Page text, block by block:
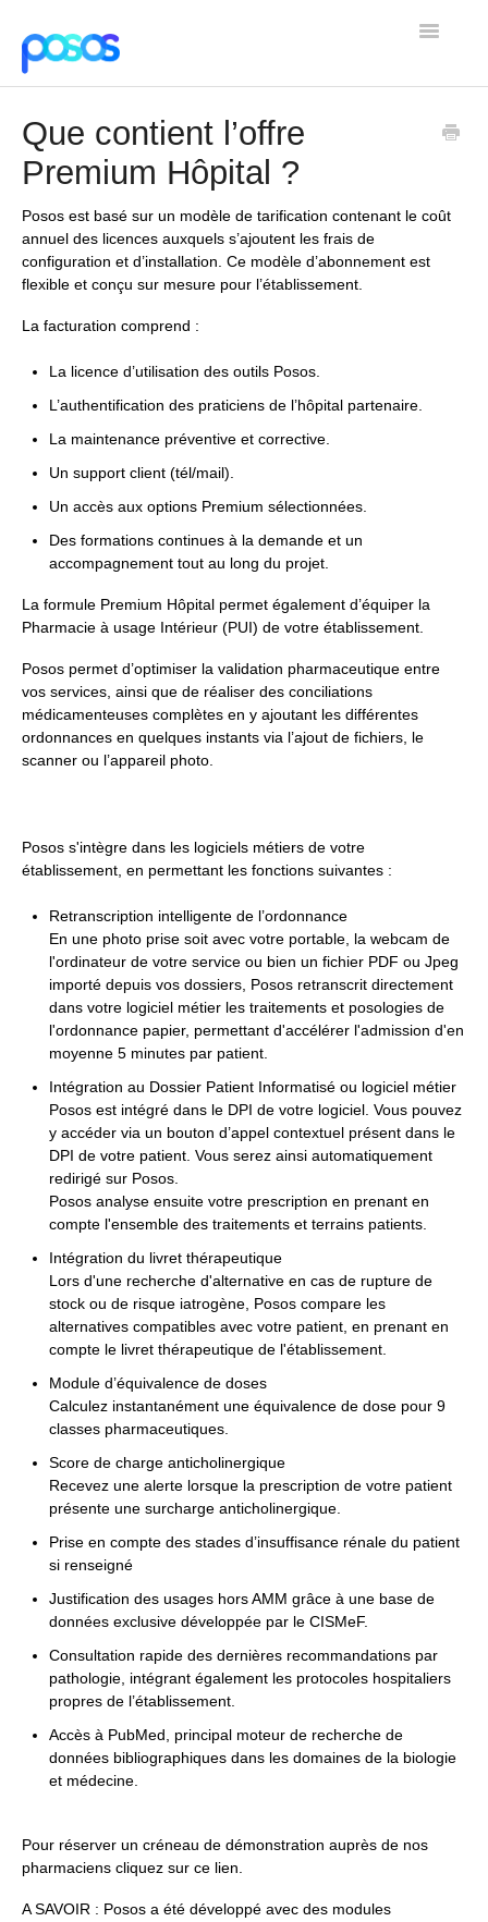
Toggle
Contact
Que contient l’offre
Premium Hôpital ?
Posos est basé sur un modèle de tarification contenant le coût
annuel des licences auxquels s’ajoutent les frais de
configuration et d’installation. Ce modèle d’abonnement est
flexible et conçu sur mesure pour l’établissement.
La facturation comprend :
La licence d’utilisation des outils Posos.
L’authentification des praticiens de l’hôpital partenaire.
La maintenance préventive et corrective.
Un support client (tél/mail).
Un accès aux options Premium sélectionnées.
Des formations continues à la demande et un
accompagnement tout au long du projet.
La formule Premium Hôpital permet également d’équiper la
Pharmacie à usage Intérieur (PUI) de votre établissement.
Posos permet d’optimiser la validation pharmaceutique entre
vos services, ainsi que de réaliser des conciliations
médicamenteuses complètes en y ajoutant les différentes
ordonnances en quelques instants via l’ajout de fichiers, le
scanner ou l’appareil photo.
Posos s'intègre dans les logiciels métiers de votre
établissement, en permettant les fonctions suivantes :
Retranscription intelligente de l’ordonnance
En une photo prise soit avec votre portable, la webcam de
l'ordinateur de votre service ou bien un fichier PDF ou Jpeg
importé depuis vos dossiers, Posos retranscrit directement
dans votre logiciel métier les traitements et posologies de
l'ordonnance papier, permettant d'accélérer l'admission d'en
moyenne 5 minutes par patient.
Intégration au Dossier Patient Informatisé ou logiciel métier
Posos est intégré dans le DPI de votre logiciel. Vous pouvez
y accéder via un bouton d’appel contextuel présent dans le
DPI de votre patient. Vous serez ainsi automatiquement
redirigé sur Posos.
Posos analyse ensuite votre prescription en prenant en
compte l'ensemble des traitements et terrains patients.
Intégration du livret thérapeutique
Lors d'une recherche d'alternative en cas de rupture de
stock ou de risque iatrogène, Posos compare les
alternatives compatibles avec votre patient, en prenant en
compte le livret thérapeutique de l'établissement.
Module d’équivalence de doses
Calculez instantanément une équivalence de dose pour 9
classes pharmaceutiques.
Score de charge anticholinergique
Recevez une alerte lorsque la prescription de votre patient
présente une surcharge anticholinergique.
Prise en compte des stades d’insuffisance rénale du patient
si renseigné
Justification des usages hors AMM grâce à une base de
données exclusive développée par le CISMeF.
Consultation rapide des dernières recommandations par
pathologie, intégrant également les protocoles hospitaliers
propres de l’établissement.
Accès à PubMed, principal moteur de recherche de
données bibliographiques dans les domaines de la biologie
et médecine.
Pour réserver un créneau de démonstration auprès de nos
pharmaciens cliquez sur ce lien.
A SAVOIR : Posos a été développé avec des modules